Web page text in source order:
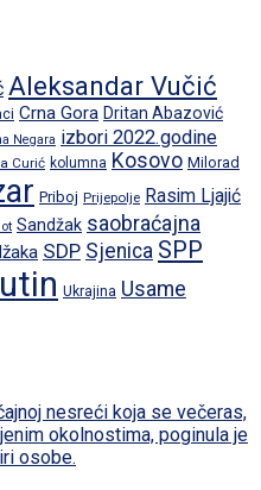
Aleksandar Vučić
Crna Gora Dritan Abazović
Negara izbori 2022.godine
Curić kolumna Kosovo Milorad
Priboj Prijepolje Rasim Ljajić
Sandžak saobraćajna
SDP Sjenica SPP
Ukrajina Usame